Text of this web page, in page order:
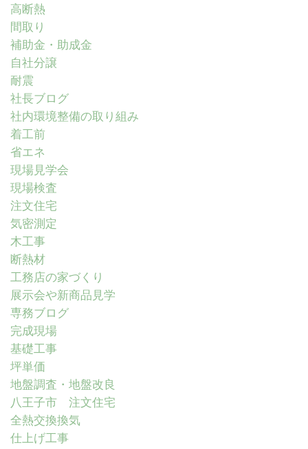
高断熱
間取り
補助金・助成金
自社分譲
耐震
社長ブログ
社内環境整備の取り組み
着工前
省エネ
現場見学会
現場検査
注文住宅
気密測定
木工事
断熱材
工務店の家づくり
展示会や新商品見学
専務ブログ
完成現場
基礎工事
坪単価
地盤調査・地盤改良
八王子市 注文住宅
全熱交換換気
仕上げ工事